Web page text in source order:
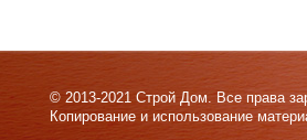
© 2013-2021 Строй Дом. Все права
Копирование и использование